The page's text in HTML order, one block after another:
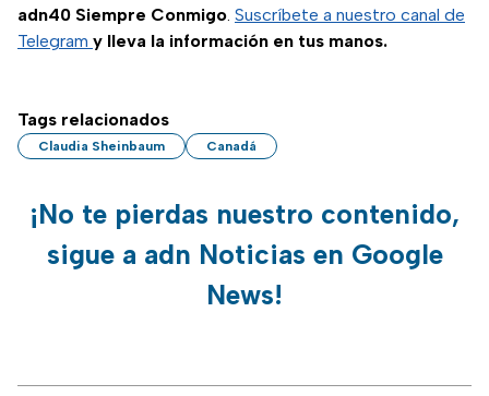
adn40 Siempre Conmigo. Suscríbete a nuestro canal de
Telegram y lleva la información en tus manos.
Tags relacionados
Claudia Sheinbaum Canadá
¡No te pierdas nuestro contenido,
sigue a adn Noticias en Google
News!